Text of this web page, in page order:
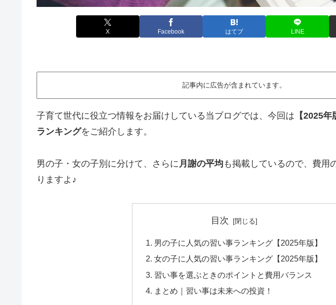
X Facebook はてブ LINE
記事内に広告が含まれています。
子育て世代に役立つ情報をお届けしている当ブログでは、今回は 【2025
ランキングをご紹介します。
男の子・女の子別に分けて、さらに 月謝の平均も掲載しているので、費用
りますよ♪
目次
男の子に人気の習い事ランキング【2025年版】
女の子に人気の習い事ランキング【2025年版】
習い事を選ぶときのポイントと費用バランス
まとめ｜習い事は未来への投資！